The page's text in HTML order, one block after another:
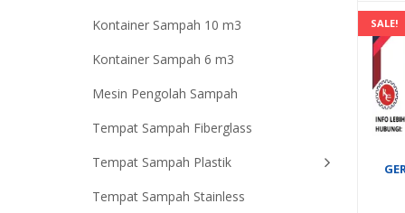
SALE!
Kontainer Sampah 10 m3
Kontainer Sampah 6 m3
Mesin Pengolah Sampah
Tempat Sampah Fiberglass
Tempat Sampah Plastik
Tempat Sampah Stainless